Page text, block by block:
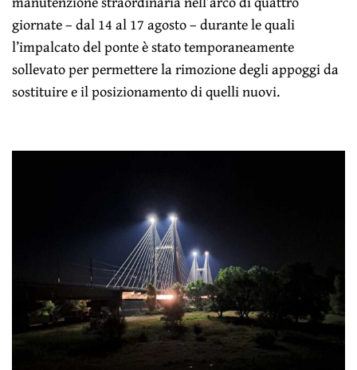
giornate – dal 14 al 17 agosto – durante le quali
l’impalcato del ponte è stato temporaneamente
sollevato per permettere la rimozione degli appoggi da
sostituire e il posizionamento di quelli nuovi.